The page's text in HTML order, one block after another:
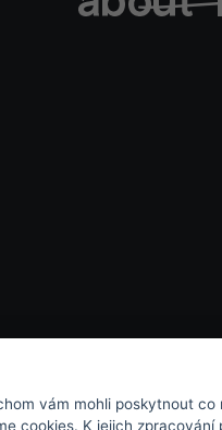
vám mohli poskytnout co
cookies. K jejich zpracování